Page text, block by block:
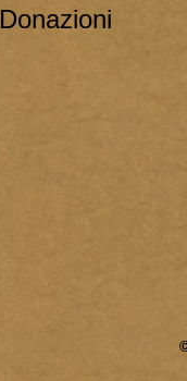
Donazioni